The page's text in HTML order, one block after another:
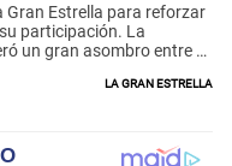
Gran Estrella para reforzar
participación. La
un gran asombro entre el
La Gran Estrella